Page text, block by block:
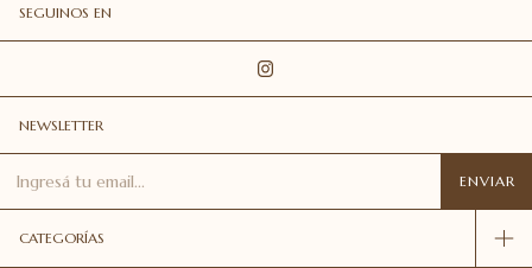
SEGUINOS EN
NEWSLETTER
CATEGORÍAS